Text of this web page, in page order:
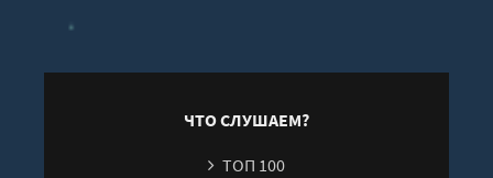
ЧТО СЛУШАЕМ?
ТОП 100